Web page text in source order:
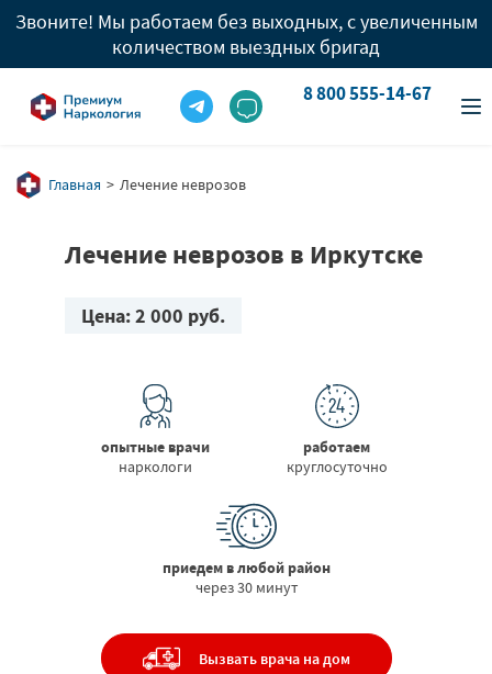
Звоните! Мы работаем без выходных, с увеличенным
количеством выездных бригад
8 800 555-14-67
8 800 555-14-67 info@premium-clinic.com
Вызов врача
Главная Лечение неврозов
Лечение неврозов в Иркутске
Цена: 2 000 руб.
опытные врачи
наркологи
работаем
круглосуточно
приедем в любой район
через 30 минут
Вызвать врача на дом